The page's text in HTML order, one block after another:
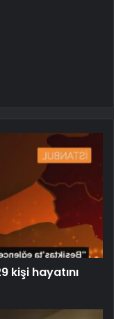
kişi hayatını